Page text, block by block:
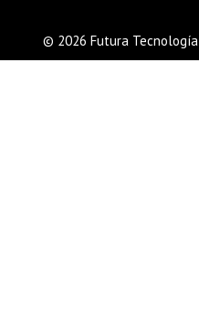
© 2026 Futura Tecnología